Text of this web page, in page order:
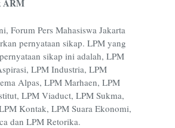
ARM
Forum Pers Mahasiswa Jakarta
pernyataan sikap. LPM yang
sikap ini adalah, LPM
LPM Industria, LPM
Alpas, LPM Marhaen, LPM
LPM Viaduct, LPM Sukma,
Kontak, LPM Suara Ekonomi,
dan LPM Retorika.